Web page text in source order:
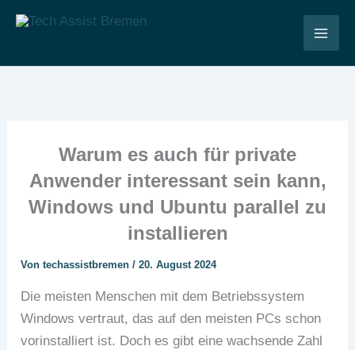
Inhalt
Warum es auch für private
Anwender interessant sein kann,
Windows und Ubuntu parallel zu
installieren
Vontechassistbremen/20. August 2024
Die meisten Menschen mit dem Betriebssystem
Windows vertraut, das auf den meisten PCs schon
vorinstalliert ist. Doch es gibt eine wachsende Zahl